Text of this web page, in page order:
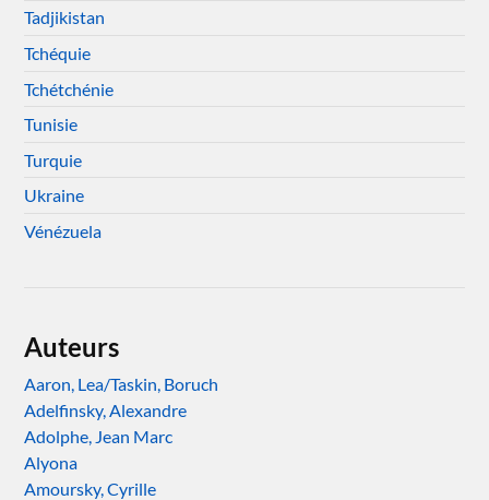
Tadjikistan
Tchéquie
Tchétchénie
Tunisie
Turquie
Ukraine
Vénézuela
Auteurs
Aaron, Lea/Taskin, Boruch
Adelfinsky, Alexandre
Adolphe, Jean Marc
Alyona
Amoursky, Cyrille